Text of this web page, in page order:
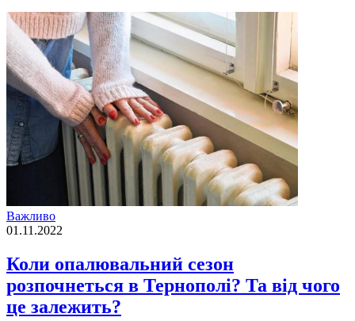
Важливо
01.11.2022
Коли опалювальний сезон
розпочнеться в Тернополі? Та від чого
це залежить?